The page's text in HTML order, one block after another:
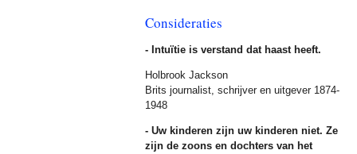
Consideraties
- Intuïtie is verstand dat haast heeft.
Holbrook Jackson
Brits journalist, schrijver en uitgever 1874-
1948
- Uw kinderen zijn uw kinderen niet. Ze
zijn de zoons en dochters van het